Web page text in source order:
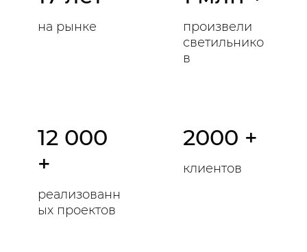
на рынке
произвели
светильнико
в
12 000
+
реализованн
ых проектов
2000 +
клиентов